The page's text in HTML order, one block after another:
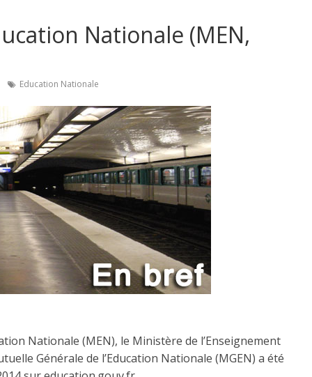
Nationale (MEN,
Education Nationale
Nationale (MEN), le Ministère de l’Enseignement
Générale de l’Education Nationale (MGEN) a été